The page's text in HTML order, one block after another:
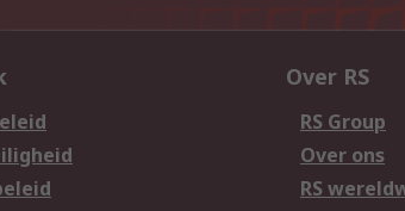
Over RS
RS Group
Over ons
RS